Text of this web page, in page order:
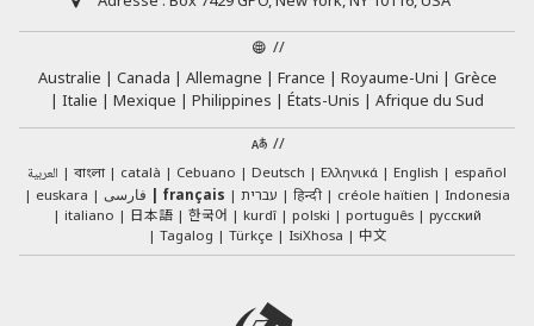
//
Australie
Canada Allemagne France Royaume-Uni
Grèce
Italie
Mexique Philippines États-Unis
Afrique du Sud
//
العربية বাংলা català Cebuano Deutsch Ελληνικά English
español
euskara
فارسی français עברית हिन्दी créole haïtien
Indonesia
italiano
日本語 한국어 kurdî polski português
русский
Tagalog
Türkçe IsiXhosa 中文